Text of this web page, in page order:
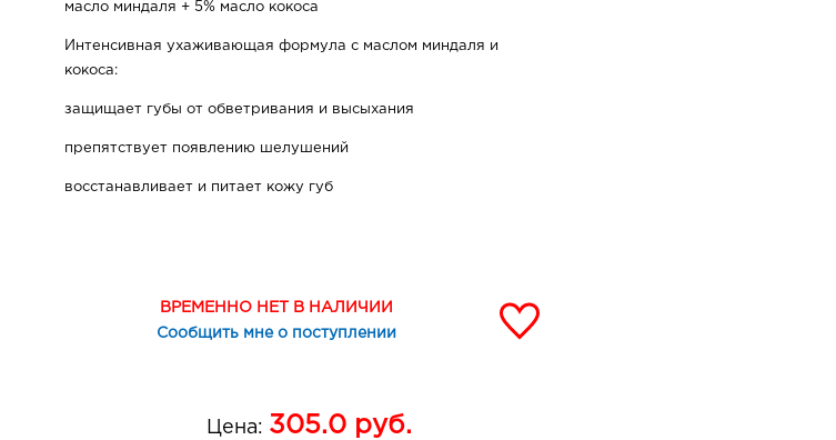
масло миндаля + 5% масло кокоса
Интенсивная ухаживающая формула с маслом миндаля и
кокоса:
защищает губы от обветривания и высыхания
препятствует появлению шелушений
восстанавливает и питает кожу губ
ВРЕМЕННО НЕТ В НАЛИЧИИ
Сообщить мне о поступлении
Цена: 305.0руб.